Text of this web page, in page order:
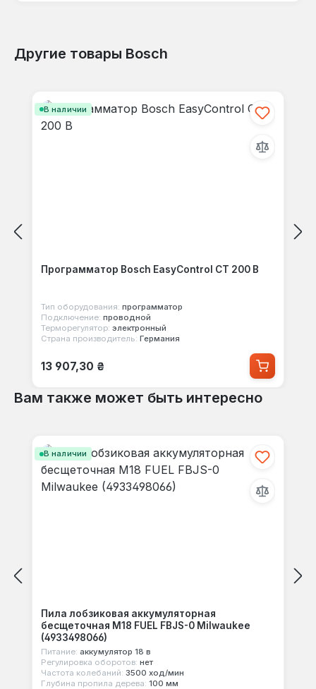
Другие товары Bosch
В наличии
Программатор Bosch EasyControl CT 200 B
Тип оборудования: программатор
Подключение: проводной
Терморегулятор: электронный
Страна производитель: Германия
Обычная цена:
13 907,30 ₴
Вам также может быть интересно
В наличии
Пила лобзиковая аккумуляторная
бесщеточная M18 FUEL FBJS-0 Milwaukee
(4933498066)
Питание: аккумулятор 18 в
Регулировка оборотов: нет
Частота колебаний: 3500 ход/мин
Глубина пропила дерева: 100 мм